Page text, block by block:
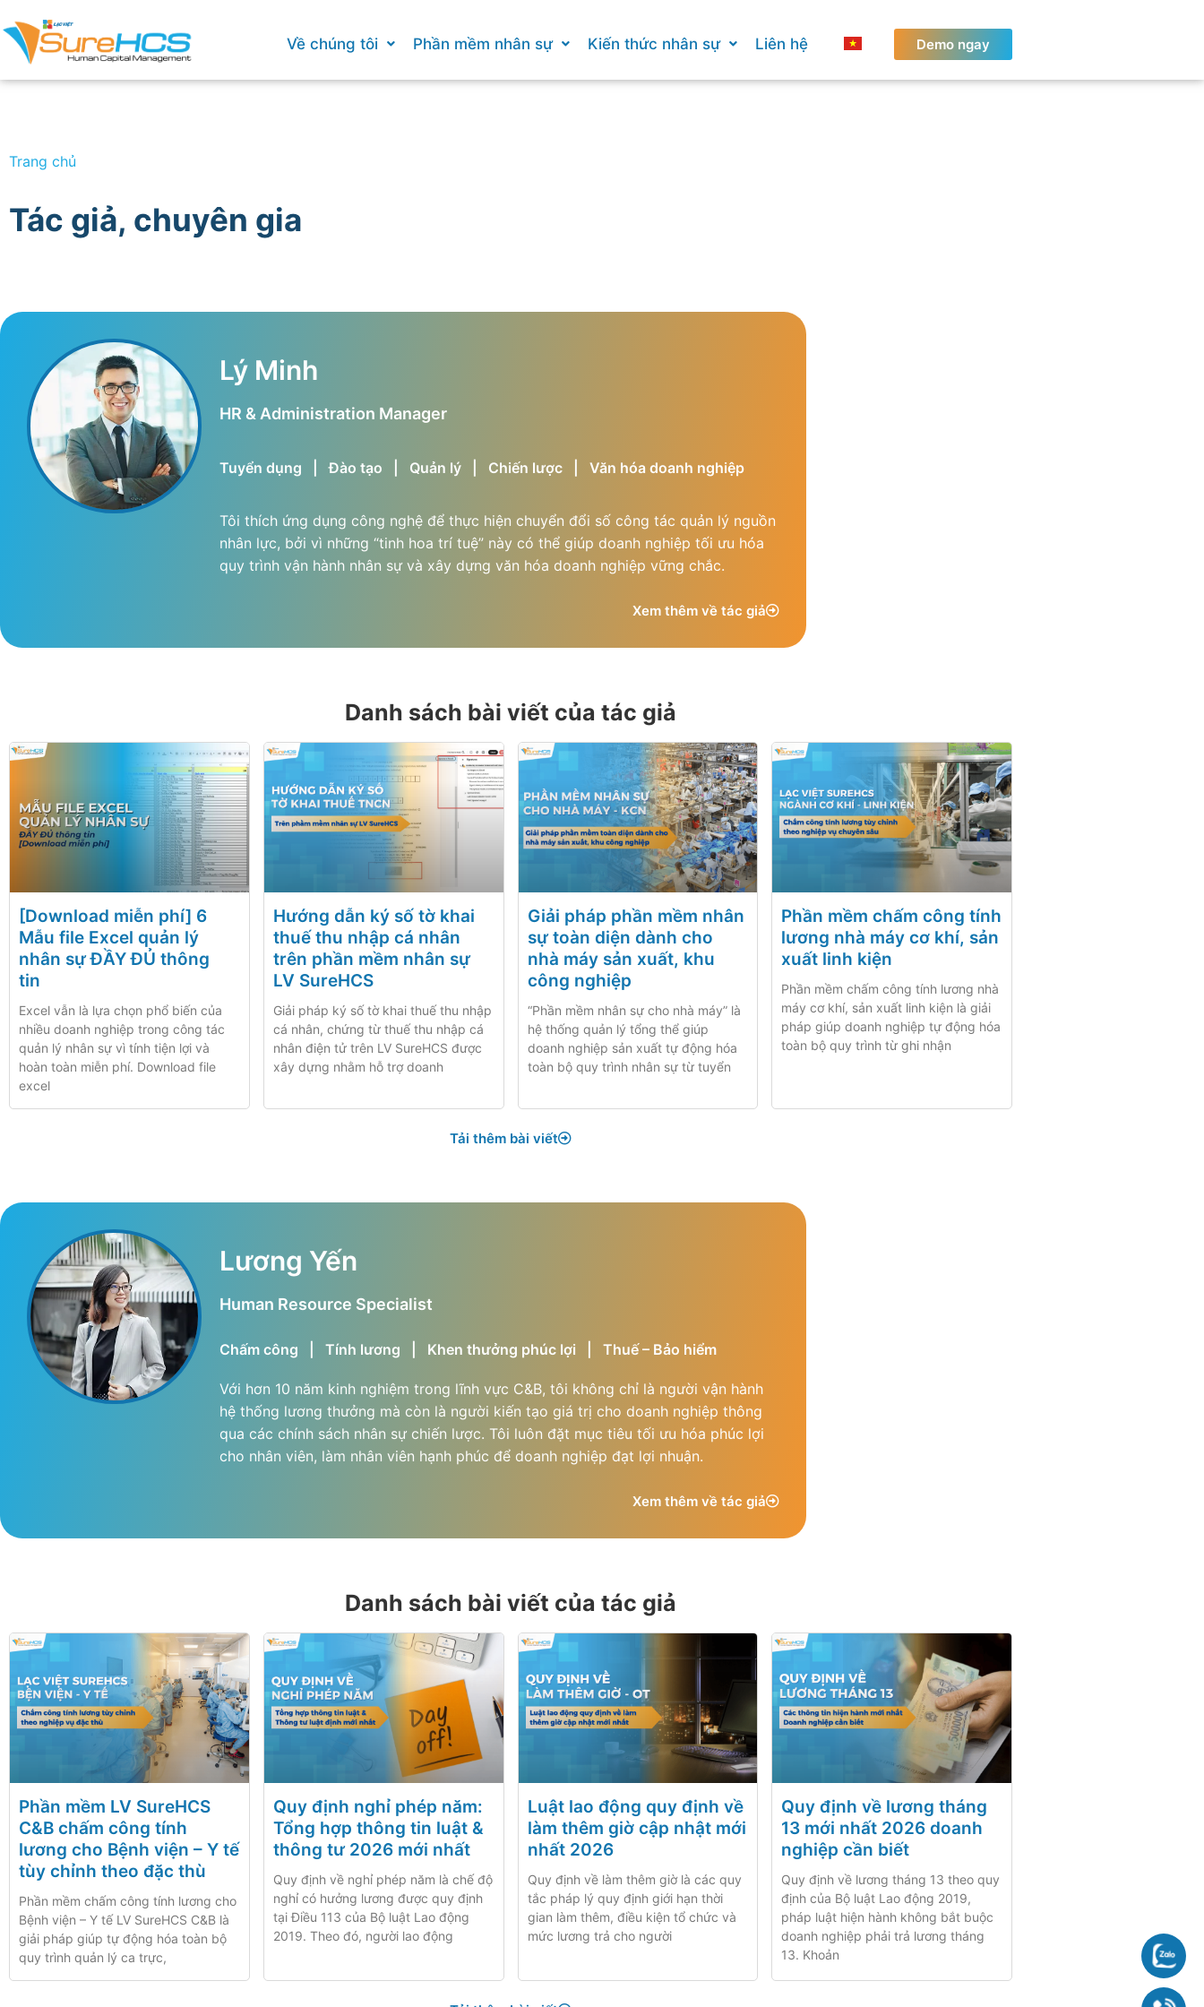
Về chúng tôi Phần mềm nhân sự Kiến thức nhân sự Liên hệ Demo ngay
Trang chủ
Tác giả, chuyên gia
Lý Minh
HR & Administration Manager
Tuyển dụng |Đào tạo Quản lý Chiến lược Văn hóa doanh nghiệp
Tôi thích ứng dụng công nghệ để thực hiện chuyển đổi số công tác quản lý nguồn
nhân lực, bởi vì những “tinh hoa trí tuệ” này có thể giúp doanh nghiệp tối ưu hóa
quy trình vận hành nhân sự và xây dựng văn hóa doanh nghiệp vững chắc.
Xem thêm về tác giả
Danh sách bài viết của tác giả
[Download miễn phí] 6 ​
Mẫu file Excel quản lý
nhân sự​ ĐẦY ĐỦ thông
tin
Excel vẫn là lựa chọn phổ biến của
nhiều doanh nghiệp trong công tác
quản lý nhân sự vì tính tiện lợi và
hoàn toàn miễn phí. Download file
excel
Hướng dẫn ký số tờ khai
thuế thu nhập cá nhân
trên phần mềm nhân sự
LV SureHCS
Giải pháp ký số tờ khai thuế thu nhập
cá nhân, chứng từ thuế thu nhập cá
nhân điện tử trên LV SureHCS được
xây dựng nhằm hỗ trợ doanh
Giải pháp phần mềm nhân
sự toàn diện dành cho
nhà máy sản xuất, khu
công nghiệp
“Phần mềm nhân sự cho nhà máy” là
hệ thống quản lý tổng thể giúp
doanh nghiệp sản xuất tự động hóa
toàn bộ quy trình nhân sự từ tuyển
Phần mềm chấm công tính
lương nhà máy cơ khí, sản
xuất linh kiện
Phần mềm chấm công tính lương nhà
máy cơ khí, sản xuất linh kiện là giải
pháp giúp doanh nghiệp tự động hóa
toàn bộ quy trình từ ghi nhận
Tải thêm bài viết
Lương Yến
Human Resource Specialist
Chấm công Tính lương Khen thưởng phúc lợi Thuế – Bảo hiểm
Với hơn 10 năm kinh nghiệm trong lĩnh vực C&B, tôi không chỉ là người vận hành
hệ thống lương thưởng mà còn là người kiến tạo giá trị cho doanh nghiệp thông
qua các chính sách nhân sự chiến lược. Tôi luôn đặt mục tiêu tối ưu hóa phúc lợi
cho nhân viên, làm nhân viên hạnh phúc để doanh nghiệp đạt lợi nhuận.
Xem thêm về tác giả
Danh sách bài viết của tác giả
Phần mềm LV SureHCS
C&B chấm công tính
lương cho Bệnh viện – Y tế
tùy chỉnh theo đặc thù
Phần mềm chấm công tính lương cho
Bệnh viện – Y tế LV SureHCS C&B là
giải pháp giúp tự động hóa toàn bộ
quy trình quản lý ca trực,
Quy định nghỉ phép năm:
Tổng hợp thông tin luật &
thông tư 2026 mới nhất
Quy định về nghỉ phép năm là chế độ
nghỉ có hưởng lương được quy định
tại Điều 113 của Bộ luật Lao động
2019. Theo đó, người lao động
Luật lao động quy định về
làm thêm giờ cập nhật mới
nhất 2026
Quy định về làm thêm giờ là các quy
tắc pháp lý quy định giới hạn thời
gian làm thêm, điều kiện tổ chức và
mức lương trả cho người
Quy định về lương tháng
13 mới nhất 2026 doanh
nghiệp cần biết
Quy định về lương tháng 13 theo quy
định của Bộ luật Lao động 2019,
pháp luật hiện hành không bắt buộc
doanh nghiệp phải trả lương tháng
13. Khoản